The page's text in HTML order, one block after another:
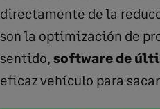
directamente de la
son la optimización de
sentido, software de
eficaz vehículo para